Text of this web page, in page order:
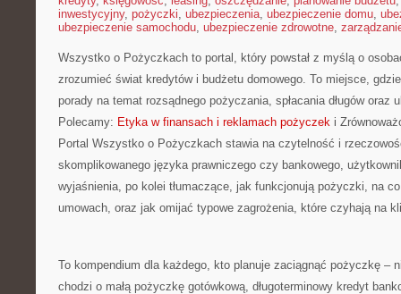
inwestycyjny, pożyczki, ubezpieczenia, ubezpieczenie domu,
ubezpieczenie samochodu, ubezpieczenie zdrowotne,
Wszystko o Pożyczkach to portal, który powstał z myślą o
zrozumieć świat kredytów i budżetu domowego. To miejsce,
porady na temat rozsądnego pożyczania, spłacania długów oraz
Polecamy: Etyka w finansach i reklamach pożyczek i
Portal Wszystko o Pożyczkach stawia na czytelność i
skomplikowanego języka prawniczego czy bankowego,
wyjaśnienia, po kolei tłumaczące, jak funkcjonują pożyczki, na
umowach, oraz jak omijać typowe zagrożenia, które czyhają na
To kompendium dla każdego, kto planuje zaciągnąć pożyczkę –
chodzi o małą pożyczkę gotówkową, długoterminowy kredyt